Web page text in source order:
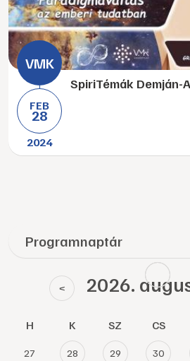
FEB
28
2024
SpiriTémák Demján-
Programnaptár
< 2026.
H K SZ CS
27 28 29 30